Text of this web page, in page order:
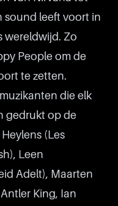
sound leeft voort in
wereldwijd. Zo
People om de
te zetten.
die elk
gedrukt op de
(Les
Leen
Adelt), Maarten
King, Ian